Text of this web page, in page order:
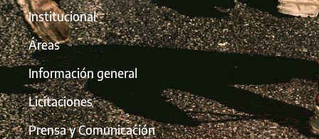
Institucional
Áreas
Información general
Licitaciones
Prensa y Comunicación